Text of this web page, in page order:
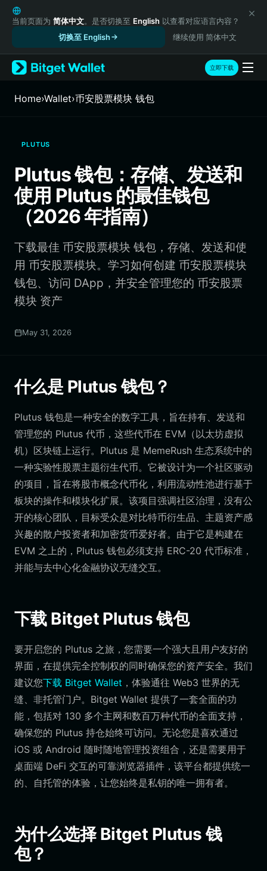
English
日本語
Русский
Español (Latinoamérica)
Türkçe
Italiano
繁體中文
Português (Portugal)
Bahasa Indonesia
ภาษาไทย
Português (Brasil)
Español (Argentina)
当前页面为 简体中文。是否切换至 English 以查看对应语言内容？
切换至 English
继续使用 简体中文
立即下载
Home›Wallet›币安股票模块 钱包
PLUTUS
Plutus 钱包：存储、发送和
使用 Plutus 的最佳钱包
（2026 年指南）
下载最佳 币安股票模块 钱包，存储、发送和使
用 币安股票模块。学习如何创建 币安股票模块
钱包、访问 DApp，并安全管理您的 币安股票
模块 资产
May 31, 2026
什么是 Plutus 钱包？
Plutus 钱包是一种安全的数字工具，旨在持有、发送和
管理您的 Plutus 代币，这些代币在 EVM（以太坊虚拟
机）区块链上运行。Plutus 是 MemeRush 生态系统中的
一种实验性股票主题衍生代币。它被设计为一个社区驱动
的项目，旨在将股市概念代币化，利用流动性池进行基于
板块的操作和模块化扩展。该项目强调社区治理，没有公
开的核心团队，目标受众是对比特币衍生品、主题资产感
兴趣的散户投资者和加密货币爱好者。由于它是构建在
EVM 之上的，Plutus 钱包必须支持 ERC-20 代币标准，
并能与去中心化金融协议无缝交互。
下载 Bitget Plutus 钱包
要开启您的 Plutus 之旅，您需要一个强大且用户友好的
界面，在提供完全控制权的同时确保您的资产安全。我们
建议您下载 Bitget Wallet ，体验通往 Web3 世界的无
缝、非托管门户。Bitget Wallet 提供了一套全面的功
能，包括对 130 多个主网和数百万种代币的全面支持，
确保您的 Plutus 持仓始终可访问。无论您是喜欢通过
iOS 或 Android 随时随地管理投资组合，还是需要用于
桌面端 DeFi 交互的可靠浏览器插件，该平台都提供统一
的、自托管的体验，让您始终是私钥的唯一拥有者。
为什么选择 Bitget Plutus 钱
包？